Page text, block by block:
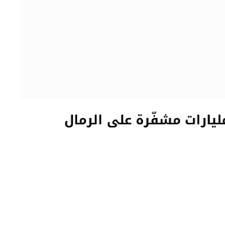
مشفّرة على الرمال